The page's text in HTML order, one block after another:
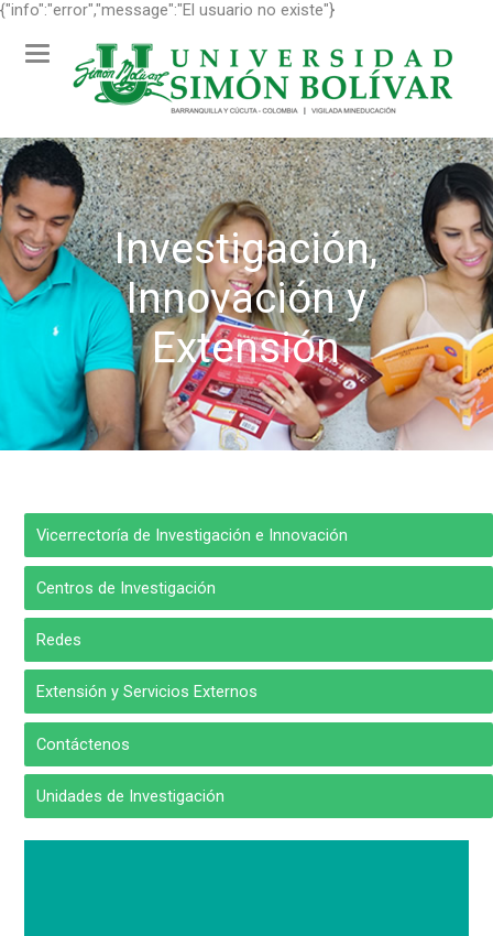
{"info":"error","message":"El usuario no existe"}
Toggle
navigation
Investigación,
Innovación y
Extensión
Vicerrectoría de Investigación e Innovación
Centros de Investigación
Redes
Extensión y Servicios Externos
Contáctenos
Unidades de Investigación